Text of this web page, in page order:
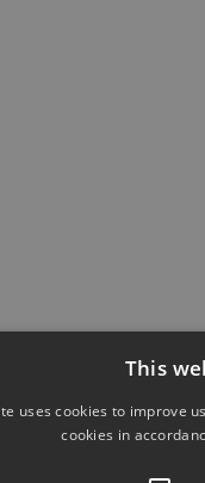
This
uses cookies to improve
cookies in